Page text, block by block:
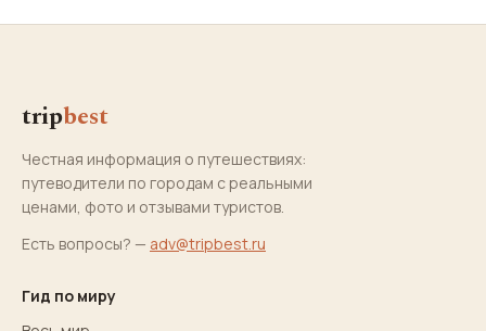
tripbest
Честная информация о путешествиях:
путеводители по городам с реальными
ценами, фото и отзывами туристов.
Есть вопросы? — adv@tripbest.ru
Гид по миру